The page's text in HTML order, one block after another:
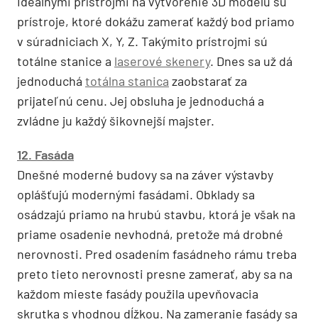
prístroje, ktoré dokážu zamerať každý bod priamo
v súradniciach X, Y, Z. Takýmito prístrojmi sú
totálne stanice a laserové skenery. Dnes sa už dá
jednoduchá totálna stanica zaobstarať za
prijateľnú cenu. Jej obsluha je jednoduchá a
zvládne ju každý šikovnejší majster.
12. Fasáda
Dnešné moderné budovy sa na záver výstavby
oplášťujú modernými fasádami. Obklady sa
osádzajú priamo na hrubú stavbu, ktorá je však na
priame osadenie nevhodná, pretože má drobné
nerovnosti. Pred osadením fasádneho rámu treba
preto tieto nerovnosti presne zamerať, aby sa na
každom mieste fasády použila upevňovacia
skrutka s vhodnou dĺžkou. Na zameranie fasády sa